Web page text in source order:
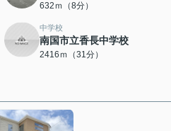
632ｍ（8分）
中学校
南国市立香長中学校
2416ｍ（31分）